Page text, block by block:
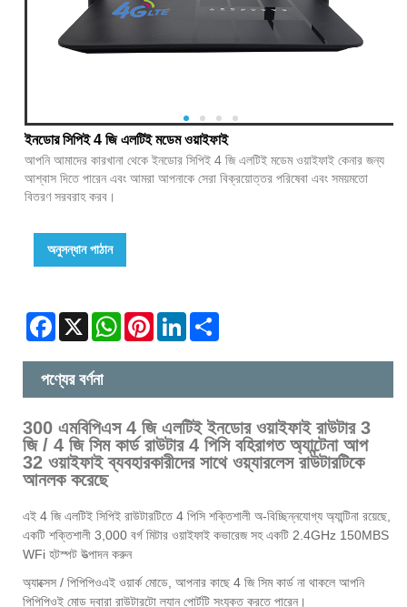
ইনডোর সিপিই 4 জি এলটিই মডেম ওয়াইফাই
আপনি আমাদের কারখানা থেকে ইনডোর সিপিই 4 জি এলটিই মডেম ওয়াইফাই কেনার জন্য
আশ্বাস দিতে পারেন এবং আমরা আপনাকে সেরা বিক্রয়োত্তর পরিষেবা এবং সময়মতো
বিতরণ সরবরাহ করব।
অনুসন্ধান পাঠান
Facebook
X WhatsAppPinterestLinkedIn
পণ্যের বর্ণনা
300 এমবিপিএস 4 জি এলটিই ইনডোর ওয়াইফাই রাউটার 3
জি / 4 জি সিম কার্ড রাউটার 4 পিসি বহিরাগত অ্যান্টেনা আপ
32 ওয়াইফাই ব্যবহারকারীদের সাথে ওয়্যারলেস রাউটারটিকে
আনলক করেছে
এই 4 জি এলটিই সিপিই রাউটারটিতে 4 পিসি শক্তিশালী অ-বিচ্ছিন্নযোগ্য অ্যান্টিনা রয়েছে,
একটি শক্তিশালী 3,000 বর্গ মিটার ওয়াইফাই কভারেজ সহ একটি 2.4GHz 150MBS
WFi হটস্পট উত্পাদন করুন
অ্যাক্সেস / পিপিপিওএই ওয়ার্ক মোডে, আপনার কাছে 4 জি সিম কার্ড না থাকলে আপনি
পিপিপিওই মোড দ্বারা রাউটারটো ল্যান পোর্টটি সংযুক্ত করতে পারেন।